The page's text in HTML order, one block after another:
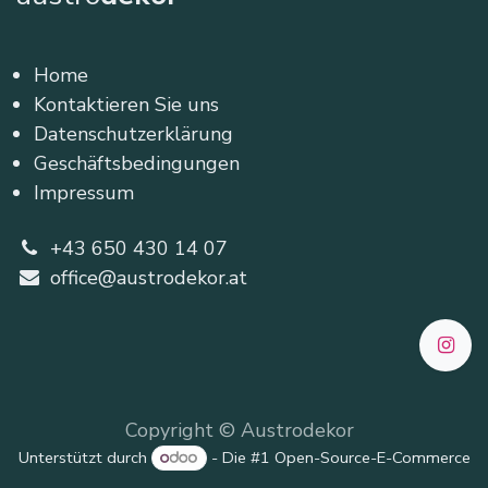
Home
Kontaktieren Sie uns
Datenschutzerklärung
Geschäftsbedingungen
Impressum
+43 650 430 14 07
office@austrodekor.at
Copyright © Austrodekor
Unterstützt durch - Die #1 Open-Source-E-Commerce